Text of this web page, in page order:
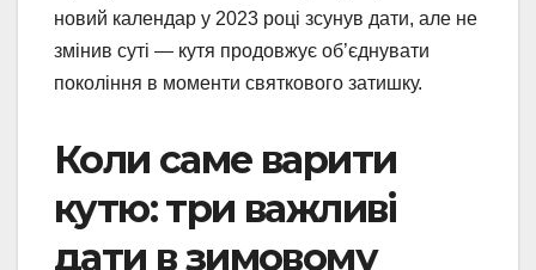
новий календар у 2023 році зсунув дати, але не
змінив суті — кутя продовжує об’єднувати
покоління в моменти святкового затишку.
Коли саме варити
кутю: три важливі
дати в зимовому